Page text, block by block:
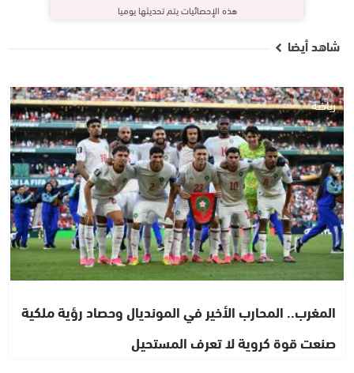
هذه الإحصائيات يتم تحديثها يوميا
شاهد أيضا
رياضة
المغرب.. المحارب الأخير في المونديال وحصاد رؤية ملكية
صنعت قوة كروية لا تعرف المستحيل